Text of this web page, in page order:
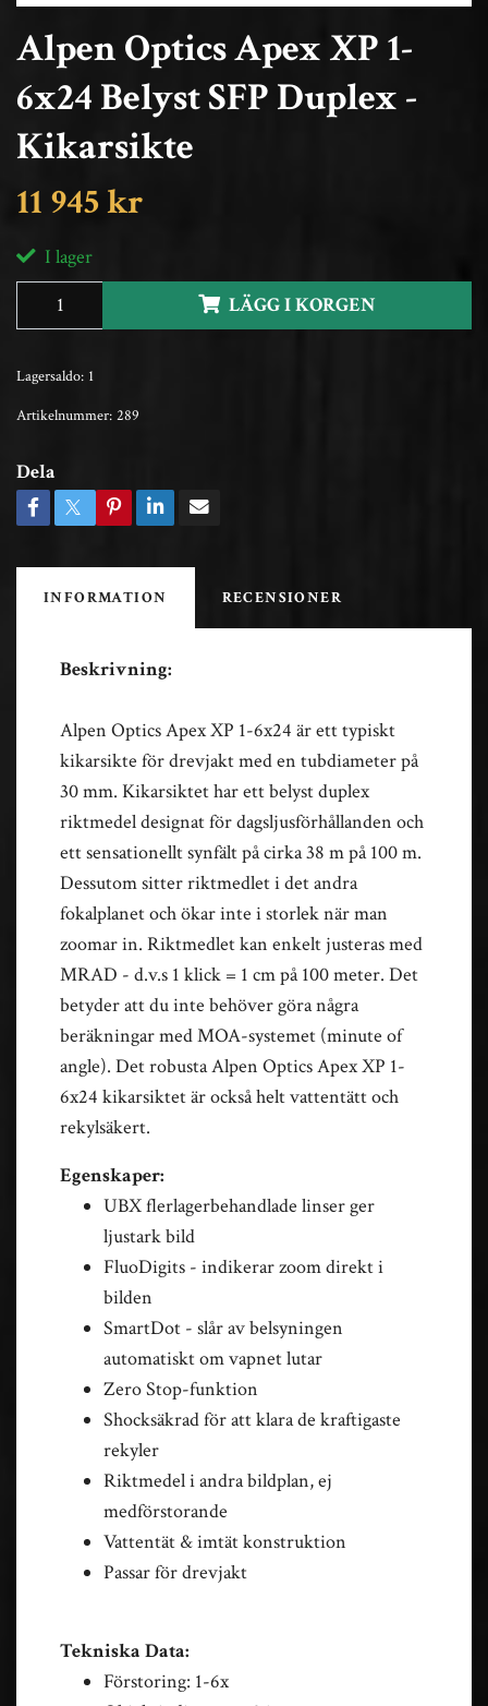
Alpen Optics Apex XP 1-
6x24 Belyst SFP Duplex -
Kikarsikte
11 945 kr
I lager
LÄGG I KORGEN
Lagersaldo: 1
Artikelnummer: 289
Dela
INFORMATION RECENSIONER
Beskrivning:
Alpen Optics Apex XP 1-6x24 är ett typiskt
kikarsikte för drevjakt med en tubdiameter på
30 mm. Kikarsiktet har ett belyst duplex
riktmedel designat för dagsljusförhållanden och
ett sensationellt synfält på cirka 38 m på 100 m.
Dessutom sitter riktmedlet i det andra
fokalplanet och ökar inte i storlek när man
zoomar in. Riktmedlet kan enkelt justeras med
MRAD - d.v.s 1 klick = 1 cm på 100 meter. Det
betyder att du inte behöver göra några
beräkningar med MOA-systemet (minute of
angle). Det robusta Alpen Optics Apex XP 1-
6x24 kikarsiktet är också helt vattentätt och
rekylsäkert.
Egenskaper:
UBX flerlagerbehandlade linser ger
ljustark bild
FluoDigits - indikerar zoom direkt i
bilden
SmartDot - slår av belsyningen
automatiskt om vapnet lutar
Zero Stop-funktion
Shocksäkrad för att klara de kraftigaste
rekyler
Riktmedel i andra bildplan, ej
medförstorande
Vattentät & imtät konstruktion
Passar för drevjakt
Tekniska Data:
Förstoring: 1-6x